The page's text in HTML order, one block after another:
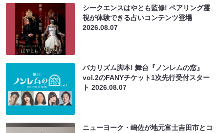
シークエンスはやとも監修! ペアリング霊
視が体験できる占いコンテンツ登場
2026.08.07
バカリズム脚本! 舞台『ノンレムの窓』
vol.2のFANYチケット1次先行受付スター
ト2026.08.07
ニューヨーク・嶋佐が地元富士吉田市とコ